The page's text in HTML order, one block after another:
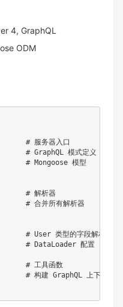
4, GraphQL
ODM
# 服务器入口
# GraphQL 模式定义
# Mongoose 模型
# 解析器
# 合并所有解析器
# User 类型的字段解析器
# DataLoader 配置
# 工具函数
# 构建 GraphQL 上下文